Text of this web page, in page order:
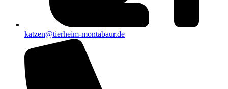
katzen@tierheim-montabaur.de